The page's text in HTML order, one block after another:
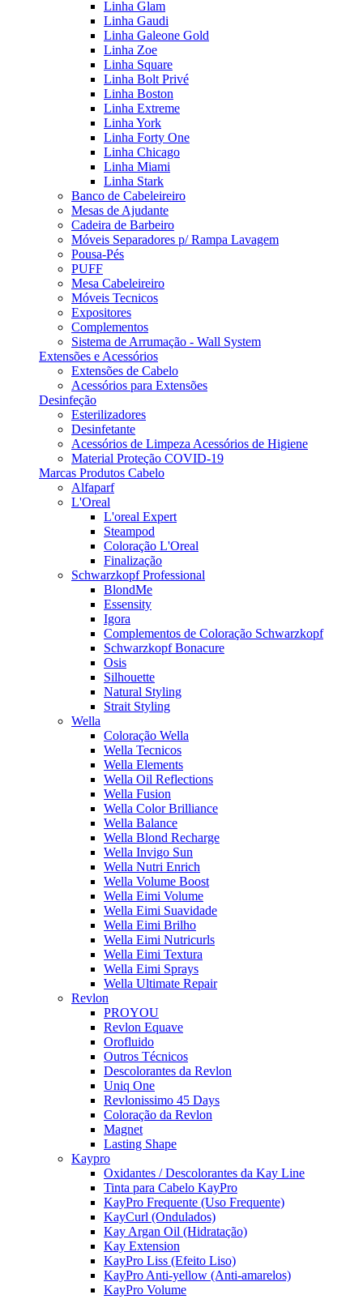
Linha Glam
Linha Gaudi
Linha Galeone Gold
Linha Zoe
Linha Square
Linha Bolt Privé
Linha Boston
Linha Extreme
Linha York
Linha Forty One
Linha Chicago
Linha Miami
Linha Stark
Banco de Cabeleireiro
Mesas de Ajudante
Cadeira de Barbeiro
Móveis Separadores p/ Rampa Lavagem
Pousa-Pés
PUFF
Mesa Cabeleireiro
Móveis Tecnicos
Expositores
Complementos
Sistema de Arrumação - Wall System
Extensões e Acessórios
Extensões de Cabelo
Acessórios para Extensões
Desinfeção
Esterilizadores
Desinfetante
Acessórios de Limpeza Acessórios de Higiene
Material Proteção COVID-19
Marcas Produtos Cabelo
Alfaparf
L'Oreal
L'oreal Expert
Steampod
Coloração L'Oreal
Finalização
Schwarzkopf Professional
BlondMe
Essensity
Igora
Complementos de Coloração Schwarzkopf
Schwarzkopf Bonacure
Osis
Silhouette
Natural Styling
Strait Styling
Wella
Coloração Wella
Wella Tecnicos
Wella Elements
Wella Oil Reflections
Wella Fusion
Wella Color Brilliance
Wella Balance
Wella Blond Recharge
Wella Invigo Sun
Wella Nutri Enrich
Wella Volume Boost
Wella Eimi Volume
Wella Eimi Suavidade
Wella Eimi Brilho
Wella Eimi Nutricurls
Wella Eimi Textura
Wella Eimi Sprays
Wella Ultimate Repair
Revlon
PROYOU
Revlon Equave
Orofluido
Outros Técnicos
Descolorantes da Revlon
Uniq One
Revlonissimo 45 Days
Coloração da Revlon
Magnet
Lasting Shape
Kaypro
Oxidantes / Descolorantes da Kay Line
Tinta para Cabelo KayPro
KayPro Frequente (Uso Frequente)
KayCurl (Ondulados)
Kay Argan Oil (Hidratação)
Kay Extension
KayPro Liss (Efeito Liso)
KayPro Anti-yellow (Anti-amarelos)
KayPro Volume